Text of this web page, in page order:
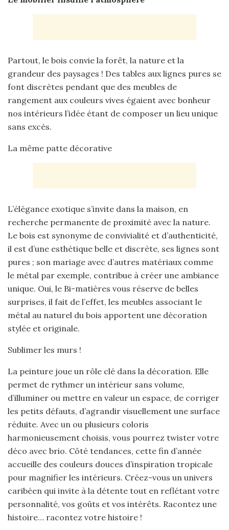
Partout, le bois convie la forêt, la nature et la
grandeur des paysages ! Des tables aux lignes pures se
font discrètes pendant que des meubles de
rangement aux couleurs vives égaient avec bonheur
nos intérieurs l’idée étant de composer un lieu unique
sans excès.
La même patte décorative
L’élégance exotique s’invite dans la maison, en
recherche permanente de proximité avec la nature.
Le bois est synonyme de convivialité et d’authenticité,
il est d’une esthétique belle et discrète, ses lignes sont
pures ; son mariage avec d’autres matériaux comme
le métal par exemple, contribue à créer une ambiance
unique. Oui, le Bi-matières vous réserve de belles
surprises, il fait de l’effet, les meubles associant le
métal au naturel du bois apportent une décoration
stylée et originale.
Sublimer les murs !
La peinture joue un rôle clé dans la décoration. Elle
permet de rythmer un intérieur sans volume,
d’illuminer ou mettre en valeur un espace, de corriger
les petits défauts, d’agrandir visuellement une surface
réduite. Avec un ou plusieurs coloris
harmonieusement choisis, vous pourrez twister votre
déco avec brio. Côté tendances, cette fin d’année
accueille des couleurs douces d’inspiration tropicale
pour magnifier les intérieurs. Créez-vous un univers
caribéen qui invite à la détente tout en reflétant votre
personnalité, vos goûts et vos intérêts. Racontez une
histoire… racontez votre histoire !